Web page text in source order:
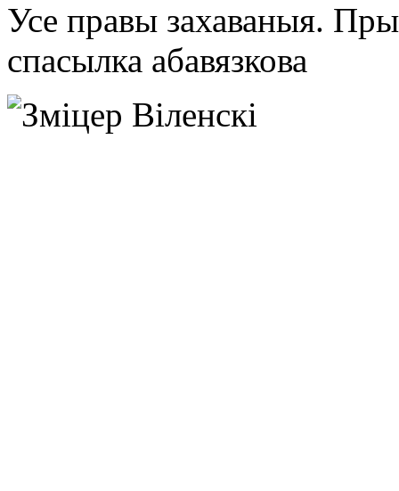
Усе правы захаваныя.
спасылка абавязкова